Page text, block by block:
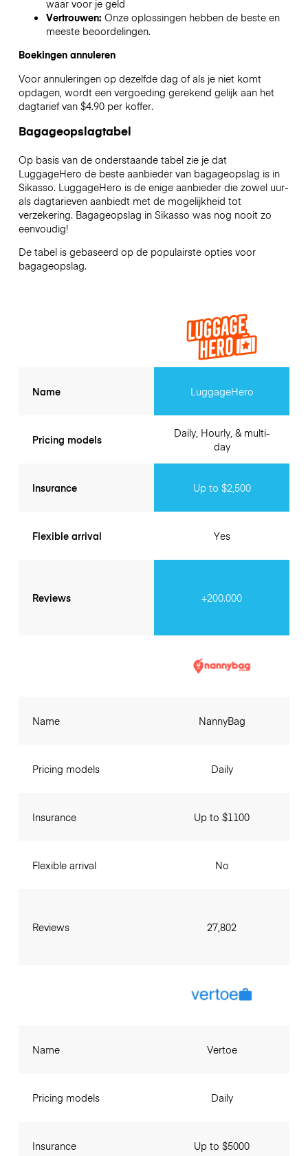
waar voor je geld
Vertrouwen: Onze oplossingen hebben de beste en
meeste beoordelingen.
Boekingen annuleren
Voor annuleringen op dezelfde dag of als je niet komt
opdagen, wordt een vergoeding gerekend gelijk aan het
dagtarief van $4.90 per koffer.
Bagageopslagtabel
Op basis van de onderstaande tabel zie je dat
LuggageHero de beste aanbieder van bagageopslag is in
Sikasso. LuggageHero is de enige aanbieder die zowel uur-
als dagtarieven aanbiedt met de mogelijkheid tot
verzekering. Bagageopslag in Sikasso was nog nooit zo
eenvoudig!
De tabel is gebaseerd op de populairste opties voor
bagageopslag.
Name
Pricing models
Insurance
Flexible arrival
Reviews
LuggageHero
Daily, Hourly, & multi-
day
Up to $2,500
Yes
+200.000
Name
Pricing models
Insurance
Flexible arrival
Reviews
NannyBag
Daily
Up to $1100
No
27,802
Name
Pricing models
Insurance
Vertoe
Daily
Up to $5000